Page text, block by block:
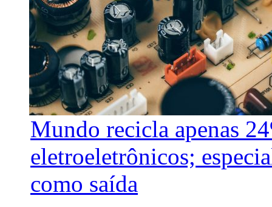
Mundo recicla apenas
eletroeletrônicos;
como saída